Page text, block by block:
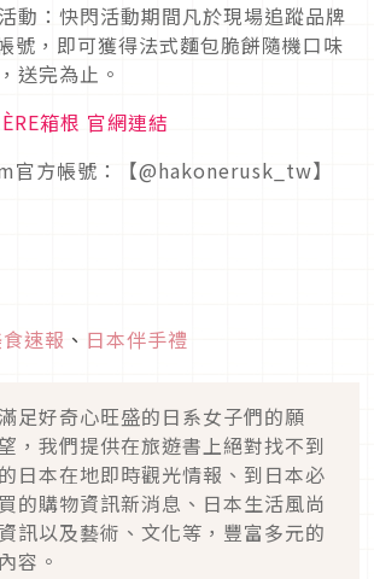
動：快閃活動期間凡於現場追蹤品牌
號，即可獲得法式麵包脆餅隨機口味
送完為止。
箱根 官網連結
方帳號：【@hakonerusk_tw】
速報 、 日本伴手禮
滿足好奇心旺盛的日系女子們的願
，我們提供在旅遊書上絕對找不到
的日本在地即時觀光情報、到日本必
買的購物資訊新消息、日本生活風尚
資訊以及藝術、文化等，豐富多元的
內容。